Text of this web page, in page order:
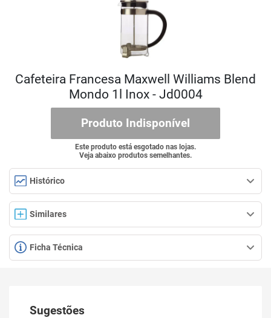
Cafeteira Francesa Maxwell Williams Blend
Mondo 1l Inox - Jd0004
Produto Indisponível
Este produto está esgotado nas lojas.
Veja abaixo produtos semelhantes.
Histórico
Similares
Ficha Técnica
Sugestões